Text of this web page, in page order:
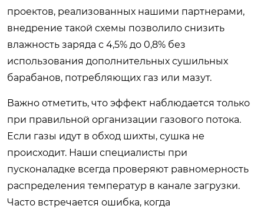
проектов, реализованных нашими партнерами,
внедрение такой схемы позволило снизить
влажность заряда с 4,5% до 0,8% без
использования дополнительных сушильных
барабанов, потребляющих газ или мазут.
Важно отметить, что эффект наблюдается только
при правильной организации газового потока.
Если газы идут в обход шихты, сушка не
происходит. Наши специалисты при
пусконаладке всегда проверяют равномерность
распределения температур в канале загрузки.
Часто встречается ошибка, когда